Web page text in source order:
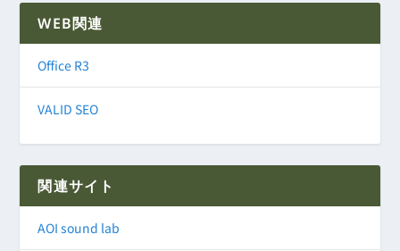
WEB関連
Office R3
VALID SEO
関連サイト
AOI sound lab